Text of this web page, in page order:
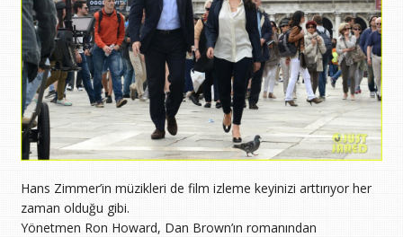
Hans Zimmer’in müzikleri de film izleme keyinizi arttırıyor her
zaman olduğu gibi.
Yönetmen Ron Howard, Dan Brown’ın romanından